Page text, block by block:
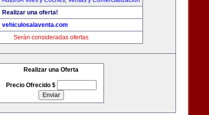
Realizar una oferta!
vehiculosalaventa.com
Serán consideradas ofertas
Realizar una Oferta
Precio Ofrecido $